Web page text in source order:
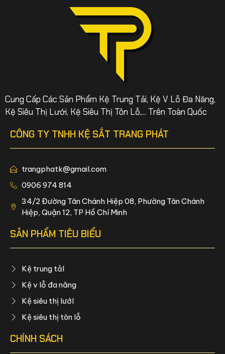
Cung Cấp Các Sản Phẩm Kệ Trung Tải, Kệ V Lỗ Đa Năng,
Kệ Siêu Thị Lưới, Kệ Siêu Thị Tôn Lỗ,... Trên Toàn Quốc
CÔNG TY TNHH KỆ SẮT TRANG PHÁT
trangphatk@gmail.com
0906 974 814
34/2 Đường Tân Chánh Hiệp 08, Phường Tân Chánh
Hiệp, Quận 12, TP Hồ Chí Minh
SẢN PHẨM TIÊU BIỂU
Kệ trung tảI
Kệ v lỗ đa năng
Kệ siêu thị lướI
Kệ siêu thị tôn lỗ
CHÍNH SÁCH